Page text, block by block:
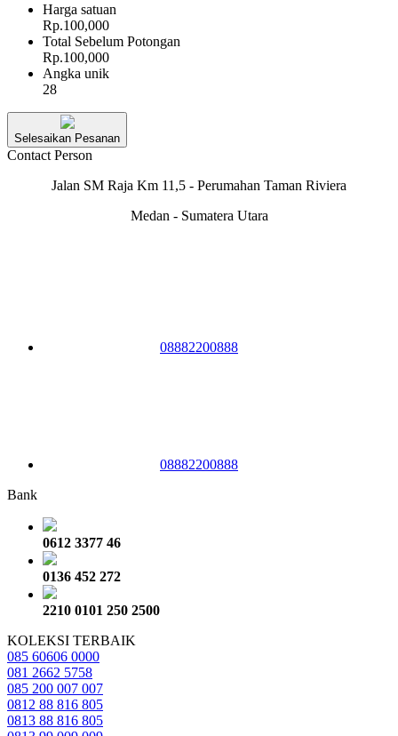
Harga satuan
Rp.100,000
Total Sebelum Potongan
Rp.100,000
Angka unik
28
Selesaikan Pesanan
Contact Person
Jalan SM Raja Km 11,5 - Perumahan Taman Riviera
Medan - Sumatera Utara
08882200888
08882200888
Bank
0612 3377 46
0136 452 272
2210 0101 250 2500
KOLEKSI TERBAIK
085 60606 0000
081 2662 5758
085 200 007 007
0812 88 816 805
0813 88 816 805